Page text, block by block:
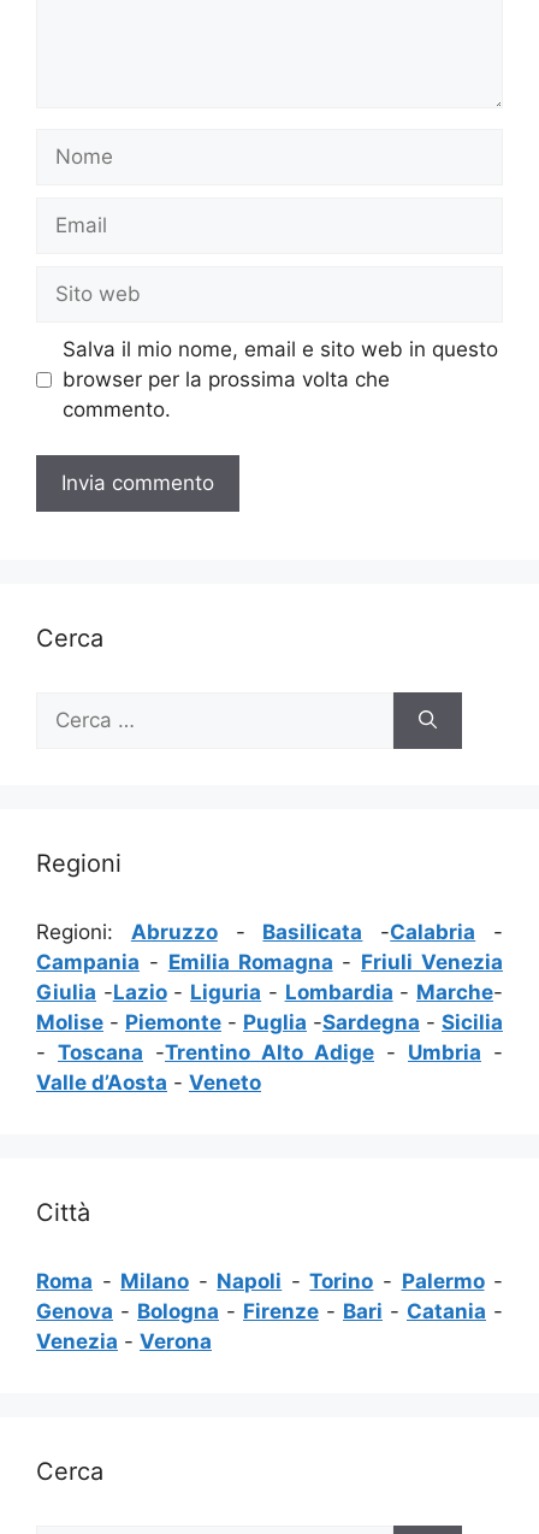
web
Salva il mio nome, email e sito web in questo
browser per la prossima volta che
commento.
Cerca
Ricerca
Regioni
Regioni: Abruzzo- Basilicata -Calabria -
Campania - Emilia Romagna - Friuli Venezia
Giulia -Lazio- Liguria - Lombardia - Marche-
Molise - Piemonte - Puglia -Sardegna - Sicilia
- Toscana -Trentino Alto Adige - Umbria -
Valle d’Aosta - Veneto
Città
Roma - Milano - Napoli -Torino - Palermo-
Genova - Bologna - Firenze - Bari - Catania -
Venezia - Verona
Cerca